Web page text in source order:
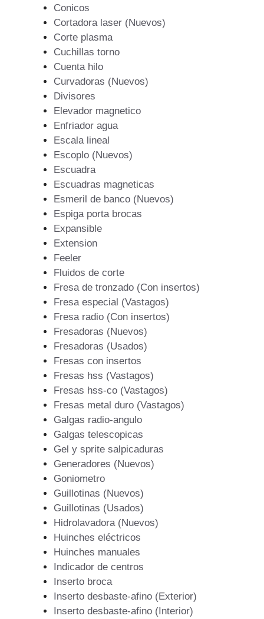
Conicos
Cortadora laser (Nuevos)
Corte plasma
Cuchillas torno
Cuenta hilo
Curvadoras (Nuevos)
Divisores
Elevador magnetico
Enfriador agua
Escala lineal
Escoplo (Nuevos)
Escuadra
Escuadras magneticas
Esmeril de banco (Nuevos)
Espiga porta brocas
Expansible
Extension
Feeler
Fluidos de corte
Fresa de tronzado (Con insertos)
Fresa especial (Vastagos)
Fresa radio (Con insertos)
Fresadoras (Nuevos)
Fresadoras (Usados)
Fresas con insertos
Fresas hss (Vastagos)
Fresas hss-co (Vastagos)
Fresas metal duro (Vastagos)
Galgas radio-angulo
Galgas telescopicas
Gel y sprite salpicaduras
Generadores (Nuevos)
Goniometro
Guillotinas (Nuevos)
Guillotinas (Usados)
Hidrolavadora (Nuevos)
Huinches eléctricos
Huinches manuales
Indicador de centros
Inserto broca
Inserto desbaste-afino (Exterior)
Inserto desbaste-afino (Interior)